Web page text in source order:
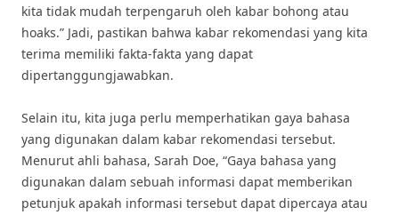
kita tidak mudah terpengaruh oleh kabar bohong atau
hoaks.” Jadi, pastikan bahwa kabar rekomendasi yang kita
terima memiliki fakta-fakta yang dapat
dipertanggungjawabkan.
Selain itu, kita juga perlu memperhatikan gaya bahasa
yang digunakan dalam kabar rekomendasi tersebut.
Menurut ahli bahasa, Sarah Doe, “Gaya bahasa yang
digunakan dalam sebuah informasi dapat memberikan
petunjuk apakah informasi tersebut dapat dipercaya atau